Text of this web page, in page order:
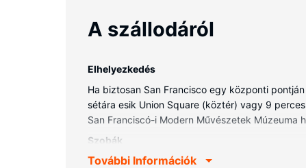
A szállodáról
Elhelyezkedés
Ha biztosan San Francisco egy központi
sétára esik Union Square (köztér) vagy 9
San Franciscó-i Modern Művészetek Múzeuma
Szobák
Helyezze magát kényelembe a(z) 195 szoba
További Információk